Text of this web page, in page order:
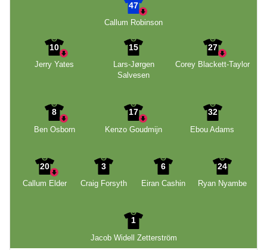
47
Callum Robinson
10
Jerry Yates
15
Lars-Jørgen
Salvesen
27
Corey Blackett-Taylor
8
Ben Osborn
17
Kenzo Goudmijn
32
Ebou Adams
20
Callum Elder
3
Craig Forsyth
6
Eiran Cashin
24
Ryan Nyambe
1
Jacob Widell Zetterström